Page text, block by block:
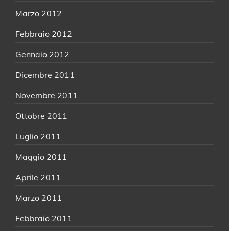
Marzo 2012
Febbraio 2012
Gennaio 2012
Dicembre 2011
Novembre 2011
Ottobre 2011
Luglio 2011
Maggio 2011
Aprile 2011
Marzo 2011
Febbraio 2011